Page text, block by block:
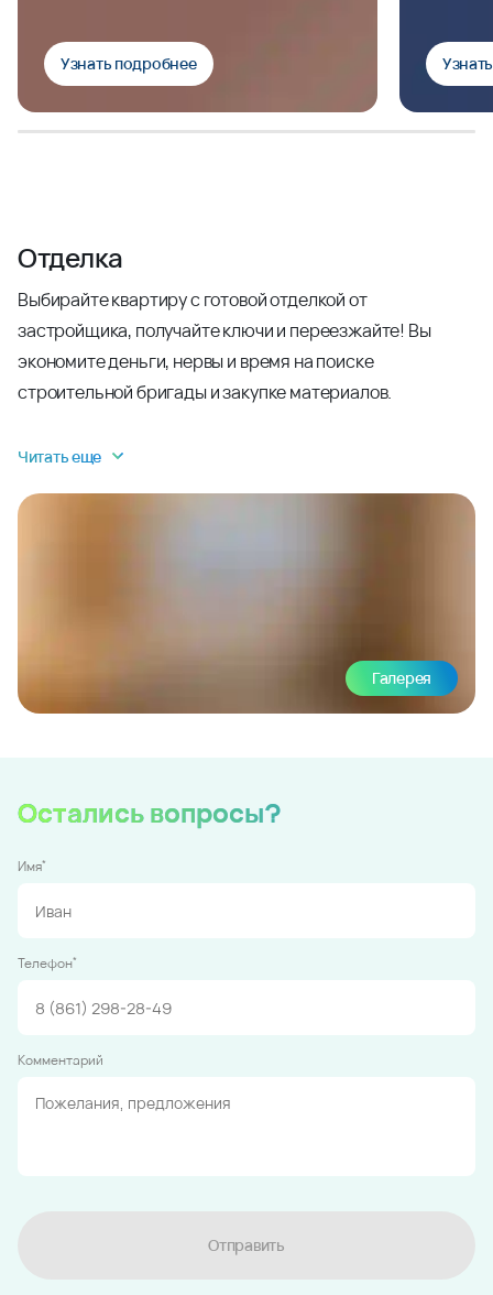
Узнать подробнее
Отделка
Выбирайте квартиру с готовой отделкой от
застройщика, получайте ключи и переезжайте! Вы
экономите деньги, нервы и время на поиске
строительной бригады и закупке материалов.
Читать еще
Галерея
Остались вопросы?
Имя*
Телефон*
Комментарий
Отправить